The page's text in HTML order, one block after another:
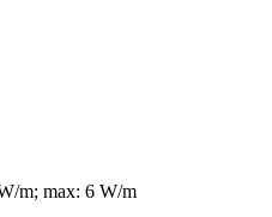
m; max: 6 W/m